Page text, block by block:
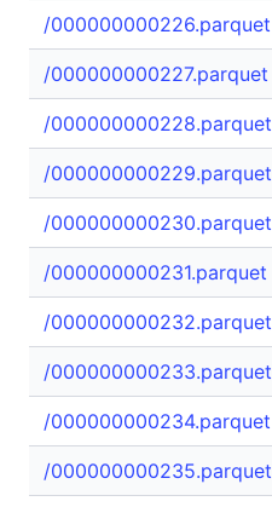
/000000000226.parquet
/000000000227.parquet
/000000000228.parquet
/000000000229.parquet
/000000000230.parquet
/000000000231.parquet
/000000000232.parquet
/000000000233.parquet
/000000000234.parquet
/000000000235.parquet